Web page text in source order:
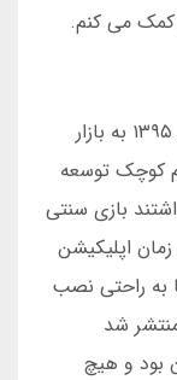
می کنم.
نسخه اولیه بازی چهاربرگ ۱۱ کارتی در سال ۱۳۹۵ به بازار
کوچک توسعه
بازی سنتی
اپلیکیشن
به راحتی نصب
نسخه ۱.۰.۳ که در اسفند ۱۳۹۵ منتشر شد
بود و هیچ